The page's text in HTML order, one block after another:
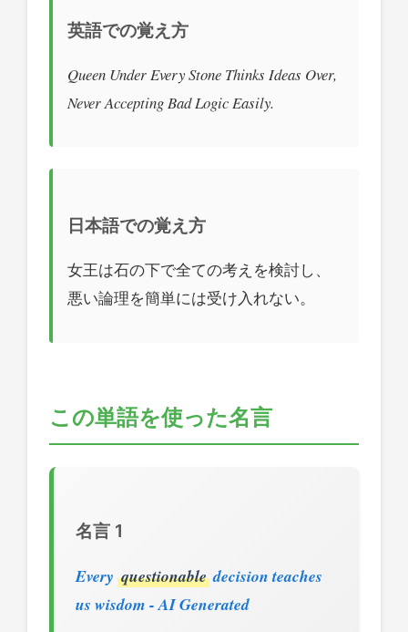
英語での覚え方
Queen Under Every Stone Thinks Ideas Over,
Never Accepting Bad Logic Easily.
日本語での覚え方
女王は石の下で全ての考えを検討し、
悪い論理を簡単には受け入れない。
この単語を使った名言
名言 1
Every questionable decision teaches
us wisdom - AI Generated